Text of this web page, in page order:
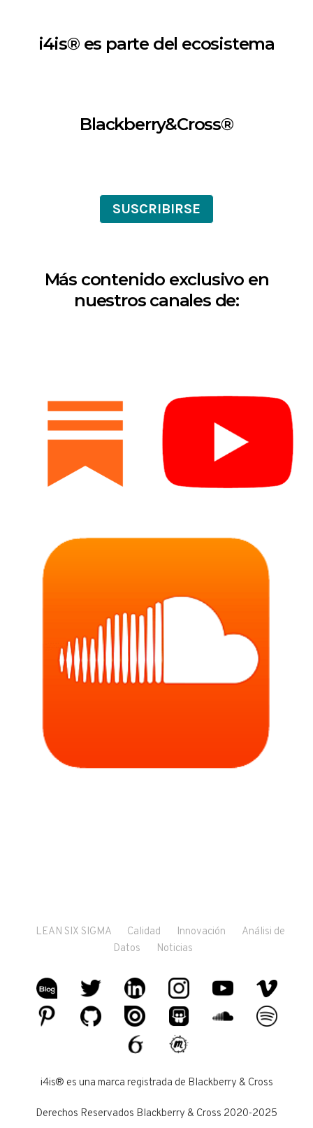
i4is® es parte del ecosistema
Blackberry&Cross®
SUSCRIBIRSE
Más contenido exclusivo en
nuestros canales de:
LEAN SIX SIGMA Calidad Innovación
Análisi de
Datos
Noticias
i4is® es una marca registrada de Blackberry & Cross
Derechos Reservados Blackberry & Cross 2020-2025